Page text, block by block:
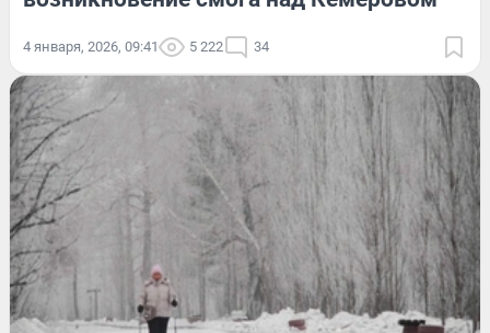
4 января, 2026, 09:41 5 222 34